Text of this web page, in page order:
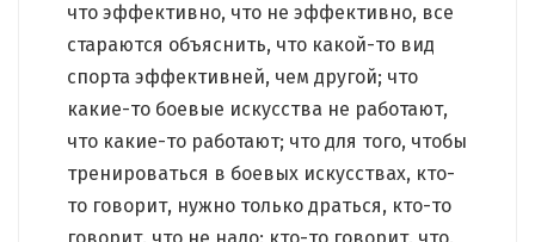
что эффективно, что не эффективно, все
стараются объяснить, что какой-то вид
спорта эффективней, чем другой; что
какие-то боевые искусства не работают,
что какие-то работают; что для того, чтобы
тренироваться в боевых искусствах, кто-
то говорит, нужно только драться, кто-то